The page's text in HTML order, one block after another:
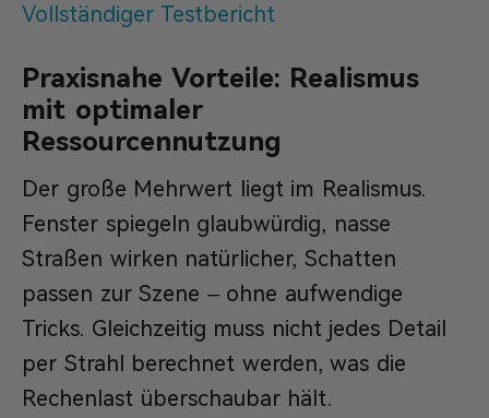
Vollständiger Testbericht
Praxisnahe Vorteile: Realismus
mit optimaler
Ressourcennutzung
Der große Mehrwert liegt im Realismus.
Fenster spiegeln glaubwürdig, nasse
Straßen wirken natürlicher, Schatten
passen zur Szene – ohne aufwendige
Tricks. Gleichzeitig muss nicht jedes Detail
per Strahl berechnet werden, was die
Rechenlast überschaubar hält.